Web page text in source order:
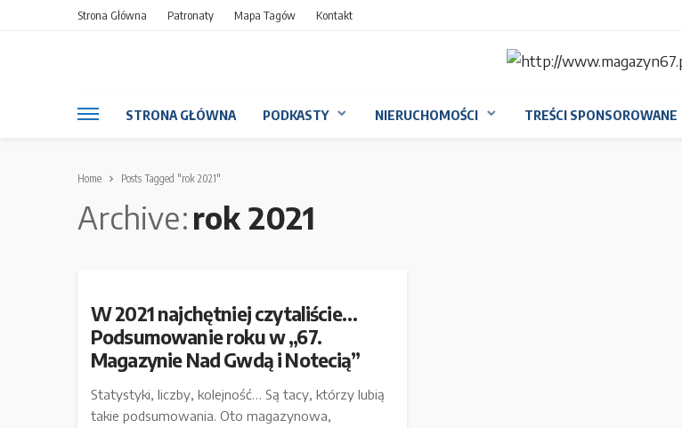
Strona Główna Patronaty Mapa Tagów Kontakt
STRONA GŁÓWNA PODKASTY NIERUCHOMOŚCI TREŚCI SPONSOROWANE
Home Posts Tagged "rok 2021"
Archive rok 2021
W 2021 najchętniej czytaliście…
Podsumowanie roku w „67.
Magazynie Nad Gwdą i Notecią”
Statystyki, liczby, kolejność… Są tacy, którzy lubią
takie podsumowania. Oto magazynowa,